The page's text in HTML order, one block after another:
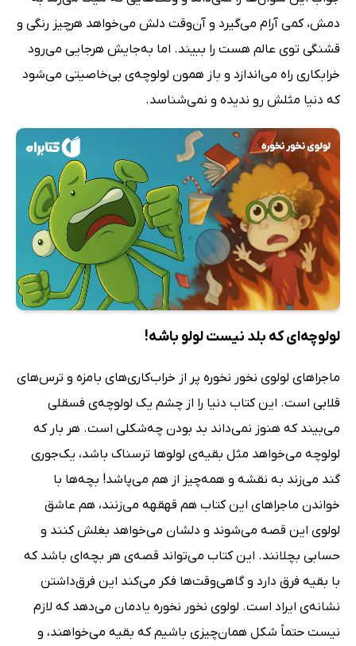
دمش، کمی آرام می‌گیرد و آن‌وقت دلش می‌خواهد هرچیز رنگی و
قشنگی توی عالم هست را ببیند. اما به‌جایش هرجایی می‌رود
خرابکاری راه می‌اندازد و باز همون لولوچه‌ی بی‌خاصیتی می‌شود
که دنیا مثلش رو ندیده و نمی‌شناسد.
لولوچه‌ای که بلد نیست لولو باشه!
ماجراهای لولوی نخور نخوره پر از خراب‌کاری‌های بامزه و ترس‌های
قلابی است. این کتاب دنیا را از چشم یک لولوچه‌ی فسقلی
می‌بیند که هنوز نمی‌داند بد بودن چه‌شکلی است. هر بار که
لولوچه می‌خواهد مثل بقیه‌ی لولوها ترسناک باشد، یک‌جوری
گند می‌زند به نقشه و همه‌چیز از هم می‌پاشد! بچه‌ها با
خواندن ماجراهای این کتاب هم قهقهه می‌زنند، هم عاشق
لولوی این قصه می‌شوند و دلشان می‌خواهد بغلش کنند و
حسابی بچلانند. این کتاب می‌تواند قصه‌ی هر بچه‌ای باشد که
با بقیه فرق دارد و گاهی‌وقت‌ها فکر می‌کند این فرق‌داشتن
نشانه‌ی ایراد است. لولوی نخور نخوره یادمان می‌دهد که لازم
نیست حتماً شکل همان‌چیزی باشیم که بقیه می‌خواهند، و